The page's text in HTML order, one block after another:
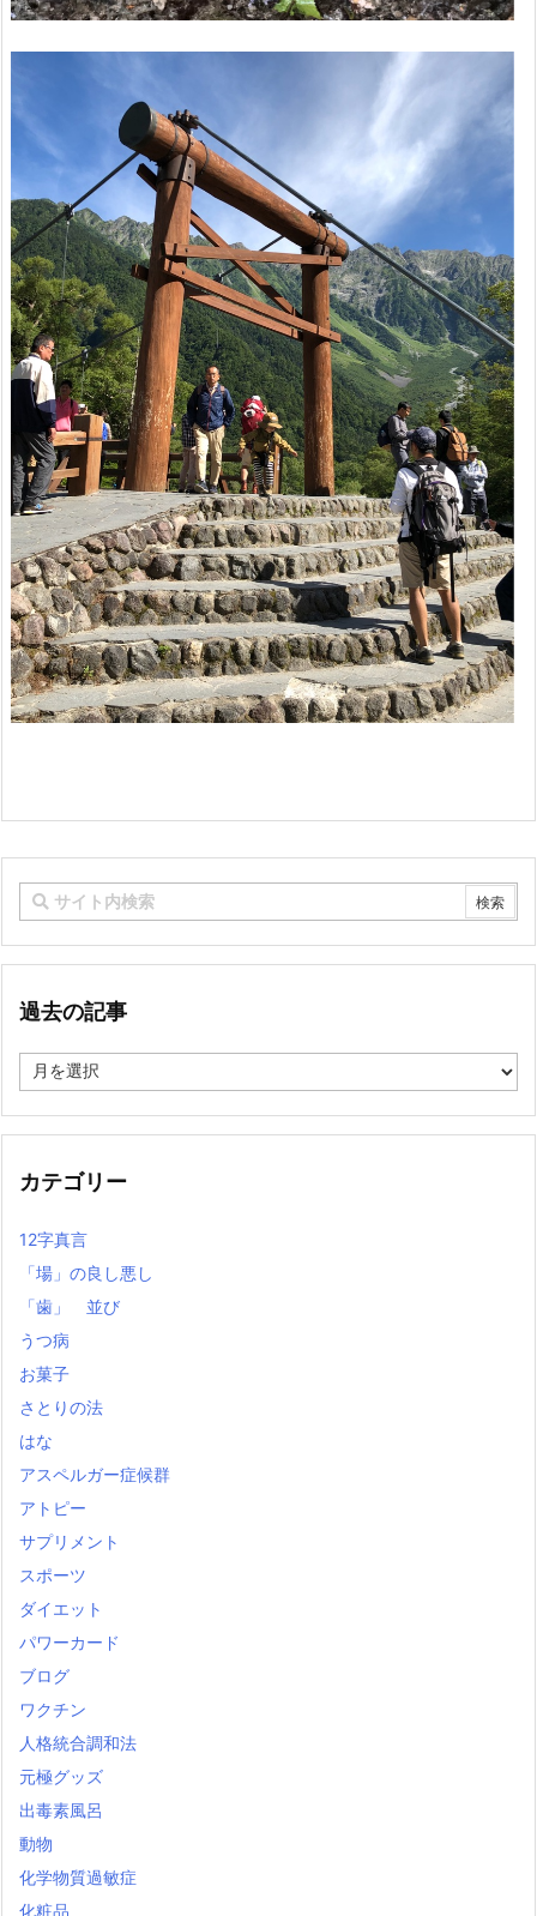
過去の記事
去
記
カテゴリー
12字真言
「場」の良し悪し
「歯」 並び
うつ病
お菓子
さとりの法
はな
アスペルガー症候群
アトピー
サプリメント
スポーツ
ダイエット
パワーカード
ブログ
ワクチン
人格統合調和法
元極グッズ
出毒素風呂
動物
化学物質過敏症
化粧品